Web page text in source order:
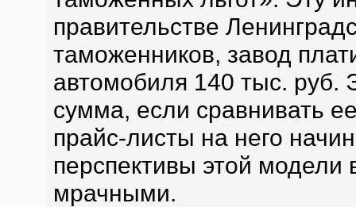
правительстве
таможенников, завод
автомобиля 140 тыс. руб.
сумма, если сравнивать
прайс-листы на него
перспективы этой модели
мрачными.